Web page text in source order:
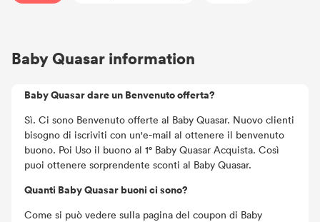
Baby Quasar information
Baby Quasar dare un Benvenuto offerta?
Sì. Ci sono Benvenuto offerte al Baby Quasar. Nuovo clienti
bisogno di iscriviti con un'e-mail al ottenere il benvenuto
buono. Poi Uso il buono al 1° Baby Quasar Acquista. Così
puoi ottenere sorprendente sconti al Baby Quasar.
Quanti Baby Quasar buoni ci sono?
Come si può vedere sulla pagina del coupon di Baby